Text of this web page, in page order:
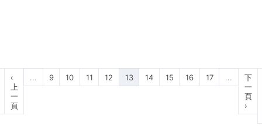
‹
上
一
頁
... 9 10 11 12 13 14 15 16 17 ...
下
一
頁
›